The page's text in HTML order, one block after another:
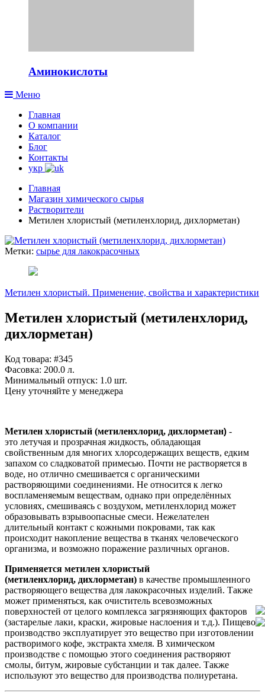
Аминокислоты
Меню
Главная
О компании
Каталог
Блог
Контакты
укр
Главная
Магазин химического сырья
Растворители
Метилен хлористый (метиленхлорид, дихлорметан)
Метки: сырье для лакокрасочных
Метилен хлористый. Применение, свойства и характеристики
Метилен хлористый (метиленхлорид,
дихлорметан)
Код товара: #345
Фасовка: 200.0 л.
Минимальный отпуск: 1.0 шт.
Цену уточняйте у менеджера
Метилен хлористый (метиленхлорид, дихлорметан) -
это летучая и прозрачная жидкость, обладающая
свойственным для многих хлорсодержащих веществ, едким
запахом со сладковатой примесью. Почти не растворяется в
воде, но отлично смешивается с органическими
растворяющими соединениями. Не относится к легко
воспламеняемым веществам, однако при определённых
условиях, смешиваясь с воздухом, метиленхлорид может
образовывать взрывоопасные смеси. Нежелателен
длительный контакт с кожными покровами, так как
происходит накопление вещества в тканях человеческого
организма, и возможно поражение различных органов.
Применяется метилен хлористый
(метиленхлорид, дихлорметан) в качестве промышленного
растворяющего вещества для лакокрасочных изделий. Также
может применяться, как очиститель всевозможных
поверхностей от целого комплекса загрязняющих факторов
(застарелые лаки, краски, жировые наслоения и т.д.). Пищевое
производство эксплуатирует это вещество при изготовлении
растворимого кофе, экстракта хмеля. В химическом
производстве с помощью этого соединения растворяют
смолы, битум, жировые субстанции и так далее. Также
используют это вещество для производства полиуретана.